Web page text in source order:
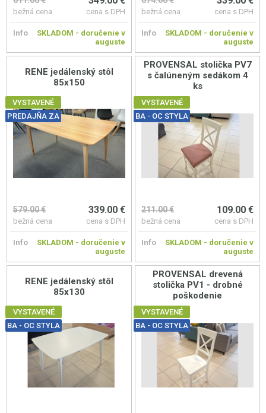
bežná cena cena s DPH
Info
SKLADOM - doručenie v
auguste
bežná cena cena s DPH
Info
SKLADOM - doručenie v
auguste
RENE jedálenský stôl
85x150
VYSTAVENÉ
PREDAJŇA ZA
579.00 €
bežná cena
339.00 €
cena s DPH
Info
SKLADOM - doručenie v
auguste
PROVENSAL stolička PV7
s čalúneným sedákom 4
ks
VYSTAVENÉ
BA - OC STYLA
211.00 €
bežná cena
109.00 €
cena s DPH
Info
SKLADOM - doručenie v
auguste
RENE jedálenský stôl
85x130
VYSTAVENÉ
BA - OC STYLA
PROVENSAL drevená
stolička PV1 - drobné
poškodenie
VYSTAVENÉ
BA - OC STYLA